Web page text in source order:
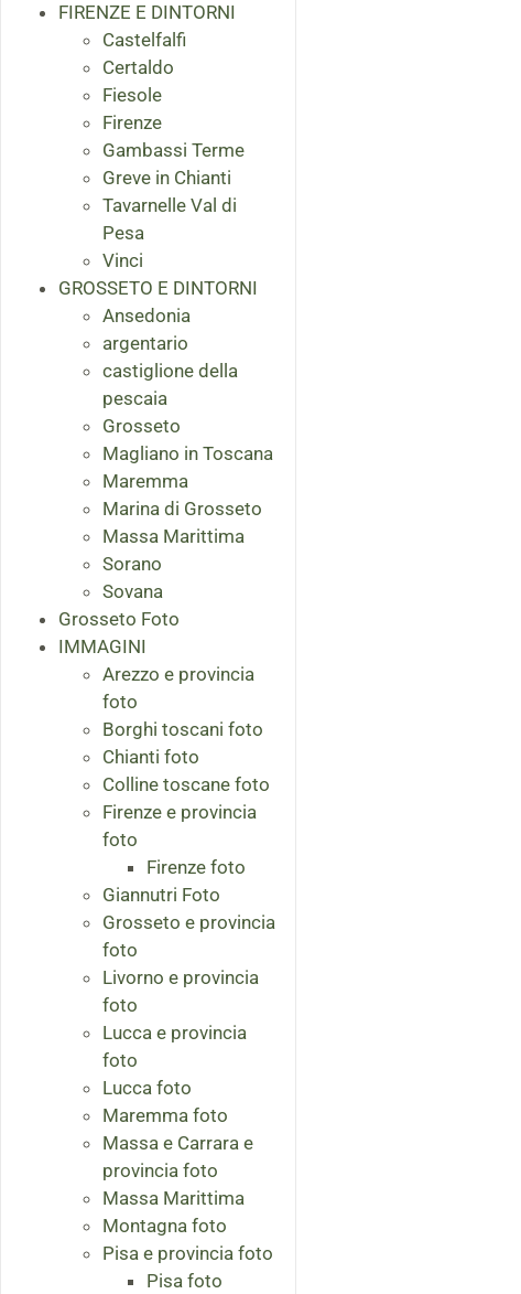
FIRENZE E DINTORNI
Castelfalfi
Certaldo
Fiesole
Firenze
Gambassi Terme
Greve in Chianti
Tavarnelle Val di
Pesa
Vinci
GROSSETO E DINTORNI
Ansedonia
argentario
castiglione della
pescaia
Grosseto
Magliano in Toscana
Maremma
Marina di Grosseto
Massa Marittima
Sorano
Sovana
Grosseto Foto
IMMAGINI
Arezzo e provincia
foto
Borghi toscani foto
Chianti foto
Colline toscane foto
Firenze e provincia
foto
Firenze foto
Giannutri Foto
Grosseto e provincia
foto
Livorno e provincia
foto
Lucca e provincia
foto
Lucca foto
Maremma foto
Massa e Carrara e
provincia foto
Massa Marittima
Montagna foto
Pisa e provincia foto
Pisa foto